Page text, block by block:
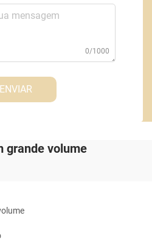
0/1000
ENVIAR
grande volume